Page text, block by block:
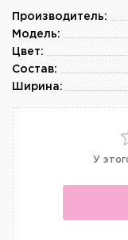
Производитель:
Модель:
Цвет:
Состав:
Ширина:
У